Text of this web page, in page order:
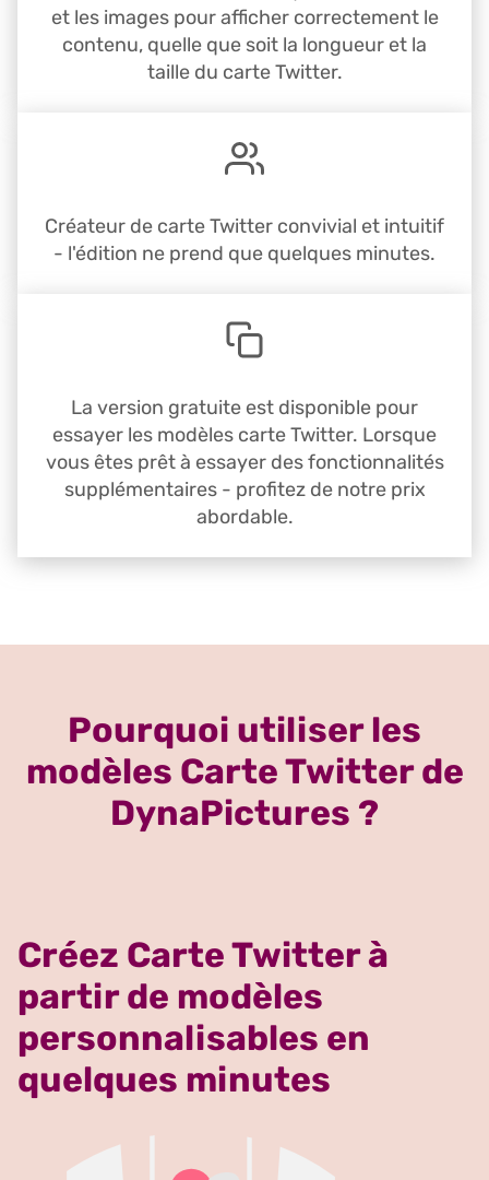
et les images pour afficher correctement le
contenu, quelle que soit la longueur et la
taille du carte Twitter.
Créateur de carte Twitter convivial et intuitif
- l'édition ne prend que quelques minutes.
La version gratuite est disponible pour
essayer les modèles carte Twitter. Lorsque
vous êtes prêt à essayer des fonctionnalités
supplémentaires - profitez de notre prix
abordable.
Pourquoi utiliser les
modèles Carte Twitter de
DynaPictures ?
Créez Carte Twitter à
partir de modèles
personnalisables en
quelques minutes